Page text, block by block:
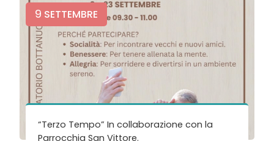
9 SETTEMBRE
“Terzo Tempo” In collaborazione con la
Parrocchia San Vittore.